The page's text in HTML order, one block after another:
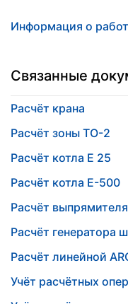
Информация о
Связанные
Расчёт крана
Расчёт зоны ТО-2
Расчёт котла Е 25
Расчёт котла Е-500
Расчёт выпрямителя
Расчёт генератора
Расчёт линейной
Учёт расчётных